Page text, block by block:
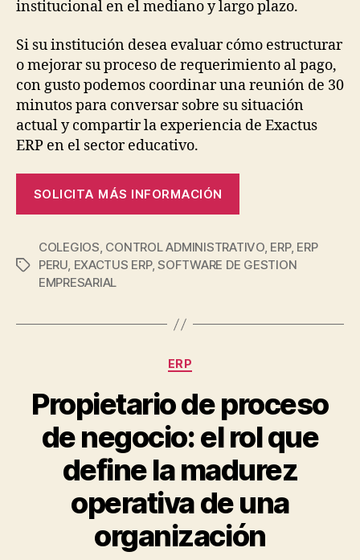
institucional en el mediano y largo plazo.
Si su institución desea evaluar cómo estructurar
o mejorar su proceso de requerimiento al pago,
con gusto podemos coordinar una reunión de 30
minutos para conversar sobre su situación
actual y compartir la experiencia de Exactus
ERP en el sector educativo.
SOLICITA MÁS INFORMACIÓN
COLEGIOS, CONTROL ADMINISTRATIVO, ERP, ERP
PERU, EXACTUS ERP,SOFTWARE DE GESTION
EMPRESARIAL
ERP
Propietario de proceso
de negocio: el rol que
define la madurez
operativa de una
organización